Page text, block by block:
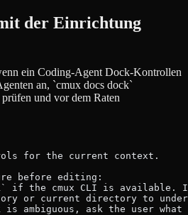
der Einrichtung
ein Coding-Agent Dock-Kontrollen
an, `cmux docs dock`
und vor dem Raten
for the current context.
before editing:
if the cmux CLI is
or current directory to
ambiguous, ask the user